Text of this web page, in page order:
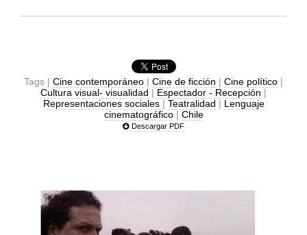
Tags | Cine contemporáneo | Cine de ficción | Cine político |
Cultura visual- visualidad | Espectador - Recepción |
Representaciones sociales| Teatralidad | Lenguaje
cinematográfico| Chile
Descargar PDF